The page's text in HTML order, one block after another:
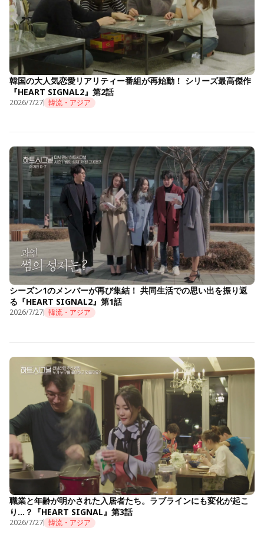
韓国の大人気恋愛リアリティー番組が再始動！ シリーズ最高傑作
『HEART SIGNAL2』第2話
2026/7/27 韓流・アジア
シーズン1のメンバーが再び集結！ 共同生活での思い出を振り返
る『HEART SIGNAL2』第1話
2026/7/27 韓流・アジア
職業と年齢が明かされた入居者たち。ラブラインにも変化が起こ
り…？『HEART SIGNAL』第3話
2026/7/27 韓流・アジア